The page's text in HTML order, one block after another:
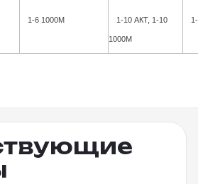
1-6 1000M 1-10 АКТ, 1-10
1000М